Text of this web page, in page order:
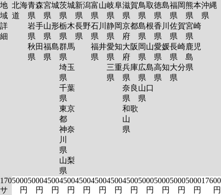
地
域
詳
細
北海
道
青森
県
岩手
県
秋田
県
宮城
県
山形
県
福島
県
茨城
県
栃木
県
群馬
県
埼玉
県
千葉
県
東京
都
神奈
川
県
山梨
県
新潟
県
長野
県
富山
県
石川
県
福井
県
岐阜
県
静岡
県
愛知
県
三重
県
滋賀
県
京都
府
大阪
府
兵庫
県
奈良
県
和歌
山
県
鳥取
県
島根
県
岡山
県
広島
県
山口
県
徳島
県
香川
県
愛媛
県
高知
県
福岡
県
佐賀
県
長崎
県
大分
県
熊本
県
宮崎
県
鹿児
島
県
沖縄
県
170
サ
5000
円
5000
円
4500
円
4500
円
4500
円
4500
円
4500
円
4500
円
5000
円
5000
円
5000
円
5000
円
17600
円